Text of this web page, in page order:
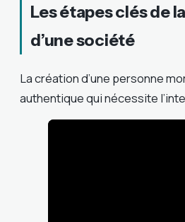
Les étapes clés de
d’une société
La création d’une personne
authentique qui nécessite